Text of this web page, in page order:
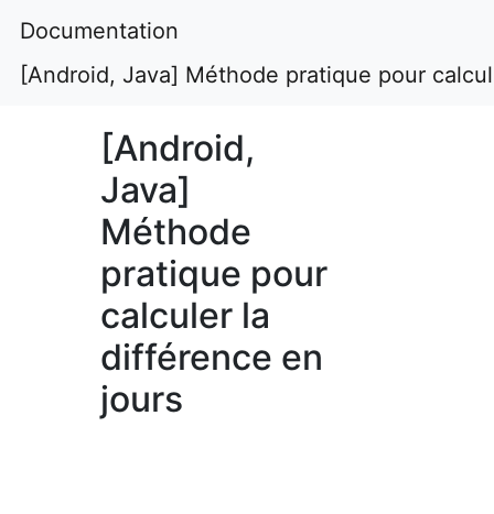
Documentation
[Android, Java] Méthode pratique pour
[Android,
Java]
Méthode
pratique pour
calculer la
différence en
jours